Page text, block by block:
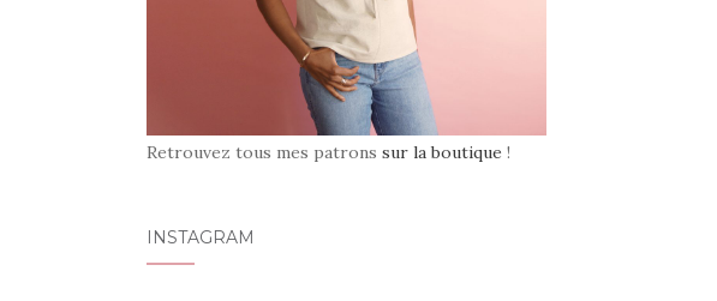
Retrouvez tous mes patrons sur la boutique !
INSTAGRAM